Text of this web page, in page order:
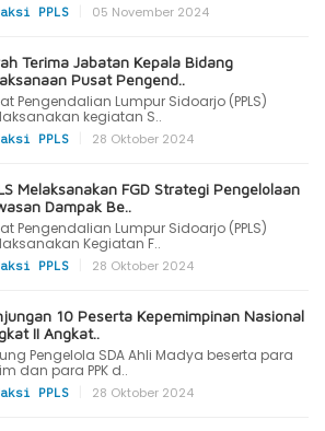
PPLS 05 November 2024
Terima Jabatan Kepala Bidang
Pusat Pengend..
Pengendalian Lumpur Sidoarjo (PPLS)
kegiatan S..
PPLS 28 Oktober 2024
Melaksanakan FGD Strategi Pengelolaan
Dampak Be..
Pengendalian Lumpur Sidoarjo (PPLS)
Kegiatan F..
PPLS 28 Oktober 2024
10 Peserta Kepemimpinan Nasional
II Angkat..
Pengelola SDA Ahli Madya beserta para
dan para PPK d..
PPLS 28 Oktober 2024